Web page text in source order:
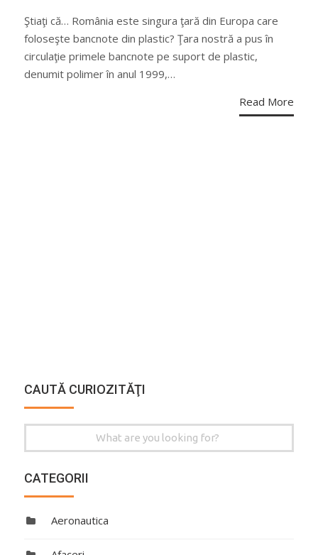
Ştiaţi că… România este singura ţară din Europa care
foloseşte bancnote din plastic? Ţara nostră a pus în
circulaţie primele bancnote pe suport de plastic,
denumit polimer în anul 1999,…
Read More
CAUTĂ CURIOZITĂŢI
for:
CATEGORII
Aeronautica